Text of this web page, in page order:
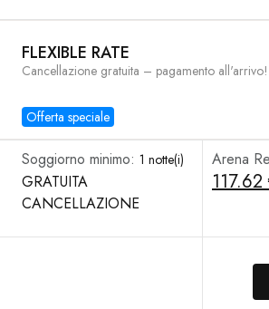
FLEXIBLE RATE
Offerta speciale
Cancellazione gratuita – pagamento all'arrivo!
Soggiorno minimo: 1 notte(i)
GRATUITA
CANCELLAZIONE
Arena
117.62